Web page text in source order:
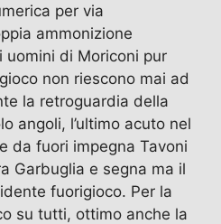
per via
ammonizione
uomini di Moriconi pur
non riescono mai ad
la retroguardia della
angoli, l’ultimo acuto nel
da fuori impegna Tavoni
Garbuglia e segna ma il
fuorigioco. Per la
su tutti, ottimo anche la